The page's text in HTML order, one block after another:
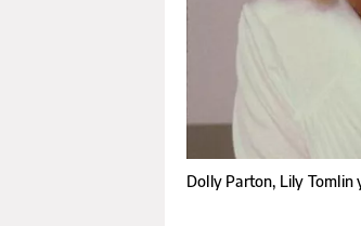
Dolly Parton, Lily Tomlin